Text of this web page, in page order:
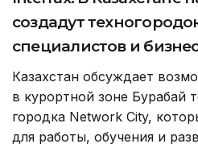
создадут
специалистов и
Казахстан обсуждает
в курортной зоне Бурабай
городка Network City,
для работы, обучения и